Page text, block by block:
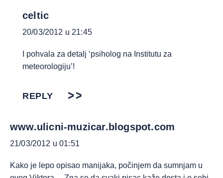
celtic
20/03/2012 u 21:45
I pohvala za detalj ‘psiholog na Institutu za
meteorologiju’!
REPLY
www.ulicni-muzicar.blogspot.com
21/03/2012 u 01:51
Kako je lepo opisao manijaka, počinjem da sumnjam u